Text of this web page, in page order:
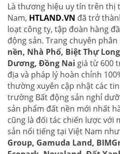
Là thương hiệu uy tín trên thị
Nam, HTLAND.VN đã trở
loạt công ty, tập đoàn hàng
động sản. Trang chuyên
nền, Nhà Phố, Biệt Thự
Dương, Đồng Nai giá từ 600
địa và pháp lý hoàn chỉnh
thường xuyên cập nhật các
trường Bất động sản nghỉ
sản phẩm đất nền mới nhất
cũng là đối tác chiến lược với
sản nổi tiếng tại Việt Nam như
Group, Gamuda Land,